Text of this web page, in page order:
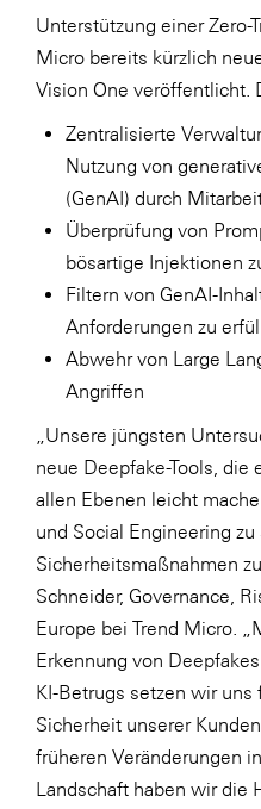
Unterstützung einer Zero-
Micro bereits kürzlich
Vision One veröffentlicht.
Zentralisierte
Nutzung von
(GenAI) durch
Überprüfung von
bösartige Injektionen
Filtern von GenAI-
Anforderungen zu
Abwehr von Large
Angriffen
„Unsere jüngsten
neue Deepfake-Tools, die
allen Ebenen leicht
und Social Engineering zu
Sicherheitsmaßnahmen
Schneider, Governance,
Europe bei Trend Micro.
Erkennung von
KI-Betrugs setzen wir uns
Sicherheit unserer
früheren Veränderungen
Landschaft haben wir die